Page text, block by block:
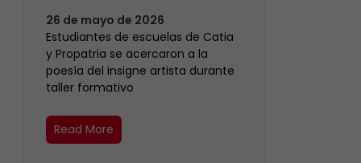
26 de mayo de 2026
Estudiantes de escuelas de Catia
y Propatria se acercaron a la
poesía del insigne artista durante
taller formativo
Read More